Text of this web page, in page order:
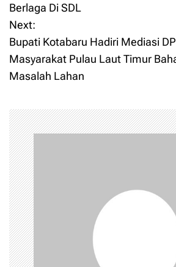
s
t
n
v
i
g
a
t
i
Berlaga Di SDL
Next:
Bupati Kotabaru Hadiri Mediasi
Masyarakat Pulau Laut Timur
Masalah Lahan